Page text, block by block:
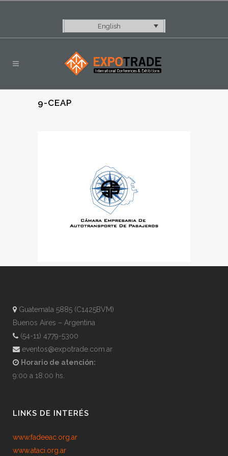
English
9-CEAP
Guatemala 5885 (C1425BVM)
Buenos Aires – Argentina
(54-11) 4779-5300
eventos@expotrade.com.ar
Horario de atención:
9:00 a 18:00 hs.
LINKS DE INTERÉS
www.fadeeac.org.ar
www.ataci.org.ar